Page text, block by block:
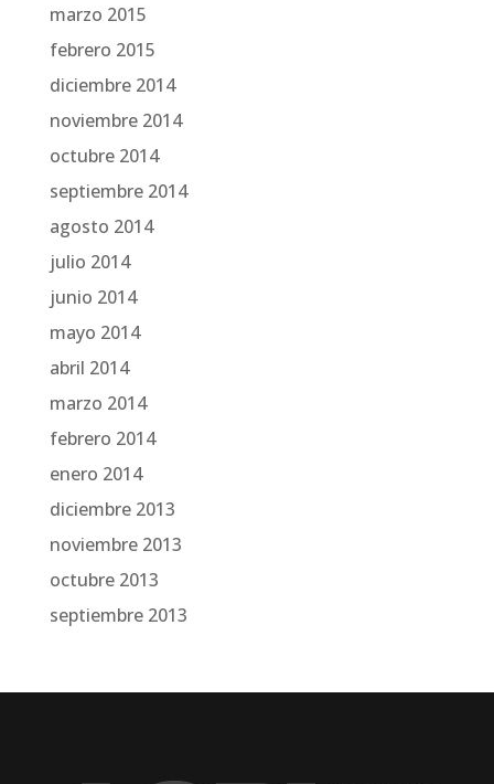
marzo 2015
febrero 2015
diciembre 2014
noviembre 2014
octubre 2014
septiembre 2014
agosto 2014
julio 2014
junio 2014
mayo 2014
abril 2014
marzo 2014
febrero 2014
enero 2014
diciembre 2013
noviembre 2013
octubre 2013
septiembre 2013